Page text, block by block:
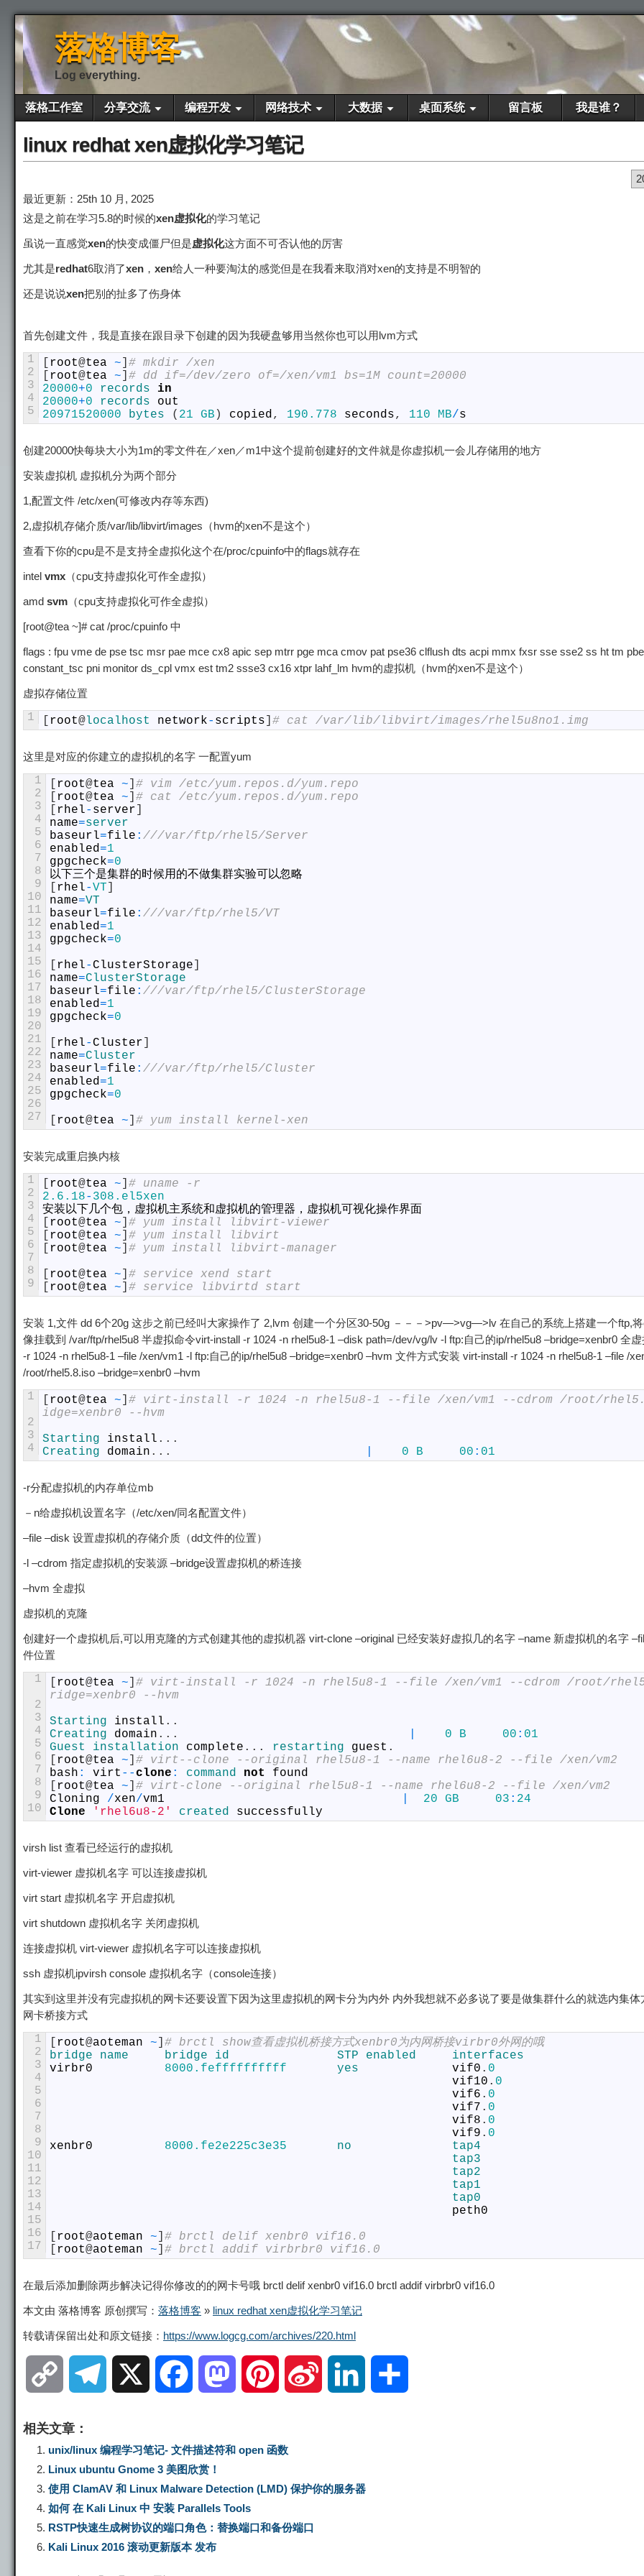
落格博客
Log everything.
落格工作室 分享交流 编程开发 网络技术 大数据 桌面系统 留言板 我是谁？
linux redhat xen虚拟化学习笔记
最近更新：25th 10 月, 2025
这是之前在学习5.8的时候的xen虚拟化的学习笔记
虽说一直感觉xen的快变成僵尸但是虚拟化这方面不可否认他的厉害
尤其是redhat6取消了xen ， xen给人一种要淘汰的感觉但是在我看来取消对xen的支持是不明智的
还是说说xen把别的扯多了伤身体
首先创建文件，我是直接在跟目录下创建的因为我硬盘够用当然你也可以用lvm方式
1
2
3
4
5
root@tea ~
# mkdir /xen
root@tea ~
# dd if=/dev/zero of=/xen/vm1 bs=1M count=20000
20000+0 records in
20000+0 records out
20971520000
bytes ( 21 GB ) copied, 190.778 seconds, 110 MB/s
创建20000快每块大小为1m的零文件在／xen／m1中这个提前创建好的文件就是你虚拟机一会儿存储用的地方
安装虚拟机 虚拟机分为两个部分
1,配置文件 /etc/xen(可修改内存等东西)
2,虚拟机存储介质/var/lib/libvirt/images（hvm的xen不是这个）
查看下你的cpu是不是支持全虚拟化这个在/proc/cpuinfo中的flags就存在
intel vmx （cpu支持虚拟化可作全虚拟）
amd svm （cpu支持虚拟化可作全虚拟）
[root@tea ~]# cat /proc/cpuinfo 中
flags : fpu vme de pse tsc msr pae mce cx8 apic sep mtrr pge mca cmov pat pse36 clflush dts acpi mmx fxsr sse sse2 ss ht tm
constant_tsc pni monitor ds_cpl vmx est tm2 ssse3 cx16 xtpr lahf_lm hvm的虚拟机（hvm的xen不是这个）
虚拟存储位置
1 root@localhost network- scripts # cat /var/lib/libvirt/images/rhel5u8no1.img
这里是对应的你建立的虚拟机的名字 一配置yum
1
2
3
4
5
6
7
8
9
10
11
12
13
14
15
16
17
18
19
20
21
22
23
24
25
26
27
root@tea ~
# vim /etc/yum.repos.d/yum.repo
root@tea ~
# cat /etc/yum.repos.d/yum.repo
rhel- server
name=server
baseurl=file : ///var/ftp/rhel5/Server
enabled=1
gpgcheck=0
以下三个是集群的时候用的不做集群实验可以忽略
rhel-VT
name=VT
baseurl=file : ///var/ftp/rhel5/VT
enabled=1
gpgcheck=0
rhel-ClusterStorage
name=ClusterStorage
baseurl=file : ///var/ftp/rhel5/ClusterStorage
enabled=1
gpgcheck=0
rhel-Cluster
name=Cluster
baseurl=file : ///var/ftp/rhel5/Cluster
enabled=1
gpgcheck=0
root@tea ~ # yum install kernel-xen
安装完成重启换内核
1
2
3
4
5
6
7
8
9
root@tea ~
# uname -r
2.6.18- 308.el5xen
安装以下几个包，虚拟机主系统和虚拟机的管理器，虚拟机可视化操作界面
root@tea ~
# yum install libvirt-viewer
root@tea ~
# yum install libvirt
root@tea ~
# yum install libvirt-manager
root@tea ~
# service xend start
root@tea ~ # service libvirtd start
安装 1,文件 dd 6个20g 这步之前已经叫大家操作了 2,lvm 创建一个分区30-50g －－－>pv—>vg—>lv 在自己的系统上搭建一个ftp,
像挂载到 /var/ftp/rhel5u8 半虚拟命令virt-install -r 1024 -n rhel5u8-1 –disk path=/dev/vg/lv -l ftp:自己的ip/rhel5u8 –bridge=xenbr0 全
-r 1024 -n rhel5u8-1 –file /xen/vm1 -l ftp:自己的ip/rhel5u8 –bridge=xenbr0 –hvm 文件方式安装 virt-install -r 1024 -n rhel5u8-1 –file /
/root/rhel5.8.iso –bridge=xenbr0 –hvm
1
2
3
4
root@tea ~
# virt-install -r 1024 -n rhel5u8-1 --file /xen/vm1 --cdrom /root/
idge=xenbr0 --hvm
Starting install . . .
Creating domain . . . 0 B 00 : 01
-r分配虚拟机的内存单位mb
－n给虚拟机设置名字（/etc/xen/同名配置文件）
–file –disk 设置虚拟机的存储介质（dd文件的位置）
-l –cdrom 指定虚拟机的安装源 –bridge设置虚拟机的桥连接
–hvm 全虚拟
虚拟机的克隆
创建好一个虚拟机后,可以用克隆的方式创建其他的虚拟机器 virt-clone –original 已经安装好虚拟几的名字 –name 新虚拟机的名字
件位置
1
2
3
4
5
6
7
8
9
10
root@tea ~
# virt-install -r 1024 -n rhel5u8-1 --file /xen/vm1 --cdrom /root/
ridge=xenbr0 --hvm
Starting install . .
Creating domain . . . 0 B 00 : 01
Guest installation complete . . . restarting guest .
root@tea ~
# virt--clone --original rhel5u8-1 --name rhel6u8-2 --file /xen/vm2
bash : virt --clone : command not
found
root@tea ~
# virt-clone --original rhel5u8-1 --name rhel6u8-2 --file /xen/vm2
Cloning
/xen/vm1 20 GB 03 : 24
Clone
'rhel6u8-2' created successfully
virsh list 查看已经运行的虚拟机
virt-viewer 虚拟机名字 可以连接虚拟机
virt start 虚拟机名字 开启虚拟机
virt shutdown 虚拟机名字 关闭虚拟机
连接虚拟机 virt-viewer 虚拟机名字可以连接虚拟机
ssh 虚拟机ipvirsh console 虚拟机名字（console连接）
其实到这里并没有完虚拟机的网卡还要设置下因为这里虚拟机的网卡分为内外 内外我想就不必多说了要是做集群什么的就选内集体
网卡桥接方式
1
2
3
4
5
6
7
8
9
10
11
12
13
14
15
16
17
root@aoteman ~
# brctl show查看虚拟机桥接方式xenbr0为内网桥接virbr0外网的哦
bridge name bridge id STP enabled interfaces
virbr0
8000.feffffffffff yes vif0 . 0
vif10 . 0
vif6 . 0
vif7 . 0
vif8 . 0
vif9 . 0
xenbr0
8000.fe2e225c3e35 no tap4
tap3
tap2
tap1
tap0
peth0
root@aoteman ~
# brctl delif xenbr0 vif16.0
root@aoteman ~ # brctl addif virbrbr0 vif16.0
在最后添加删除两步解决记得你修改的的网卡号哦 brctl delif xenbr0 vif16.0 brctl addif virbrbr0 vif16.0
本文由 落格博客 原创撰写： 落格博客 » linux redhat xen虚拟化学习笔记
转载请保留出处和原文链接： https://www.logcg.com/archives/220.html
p
y
L
l
e
g
c
e
b
s
t
o
n
t
e
a k
相关文章：
unix/linux 编程学习笔记- 文件描述符和 open 函数
Linux ubuntu Gnome 3 美图欣赏！
使用 ClamAV 和 Linux Malware Detection (LMD) 保护你的服务器
如何 在 Kali Linux 中 安装 Parallels Tools
RSTP快速生成树协议的端口角色：替换端口和备份端口
Kali Linux 2016 滚动更新版本 发布